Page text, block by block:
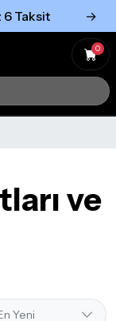
6 Taksit →
0
ve
Tümünü Gör
Tümünü gör